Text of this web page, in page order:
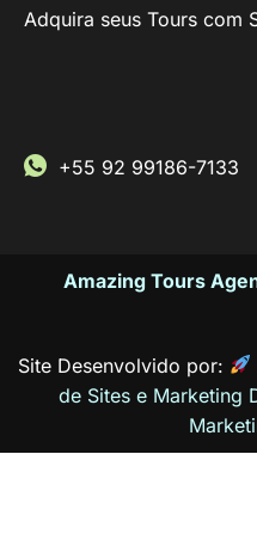
Adquira seus Tours com
+55 92 99186-7133
Amazing Tours
Site Desenvolvido por:
de Sites e Marketing